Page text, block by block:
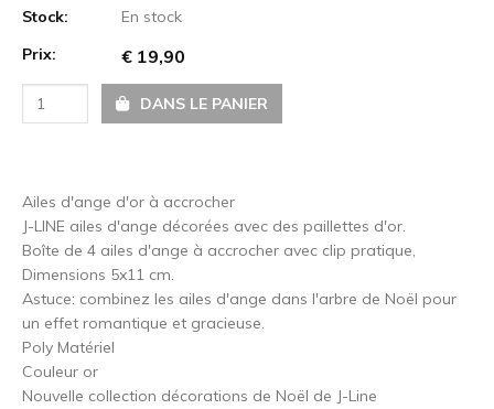
Stock:
En stock
Prix:
€ 19,90
DANS LE PANIER
Ailes d'ange d'or à accrocher
J-LINE ailes d'ange décorées avec des paillettes d'or.
Boîte de 4 ailes d'ange à accrocher avec clip pratique,
Dimensions 5x11 cm.
Astuce: combinez les ailes d'ange dans l'arbre de Noël pour
un effet romantique et gracieuse.
Poly Matériel
Couleur or
Nouvelle collection décorations de Noël de J-Line